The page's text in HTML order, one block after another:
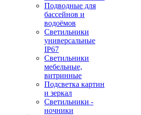
Подводные для
бассейнов и
водоёмов
Светильники
универсальные
IP67
Светильники
мебельные,
витринные
Подсветка картин
и зеркал
Светильники -
ночники